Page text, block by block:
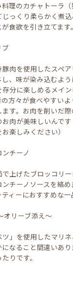
理のカチャトーラ
っくり柔らかく煮
食欲を引き立てます。
肉を使用したスペ
、味が染み込むよ
分に楽しめるメイ
方々が食べやすい
す。お肉を削いだ
肉が美味しいんで
楽しみください）
チーノ
上げたブロッコリ
チーノソースを絡
ィーにおすすめな一
オリーブ添え～
」を使用したマリ
なること間違いあ
りです。